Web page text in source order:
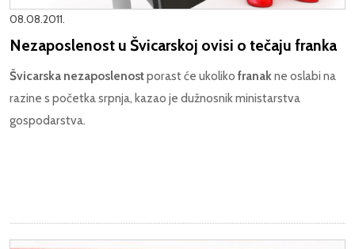
08.08.2011.
Nezaposlenost u Švicarskoj ovisi o tečaju franka
Švicarska nezaposlenostporast će ukoliko franakne oslabi na
razine s početka srpnja, kazao je dužnosnik ministarstva
gospodarstva.